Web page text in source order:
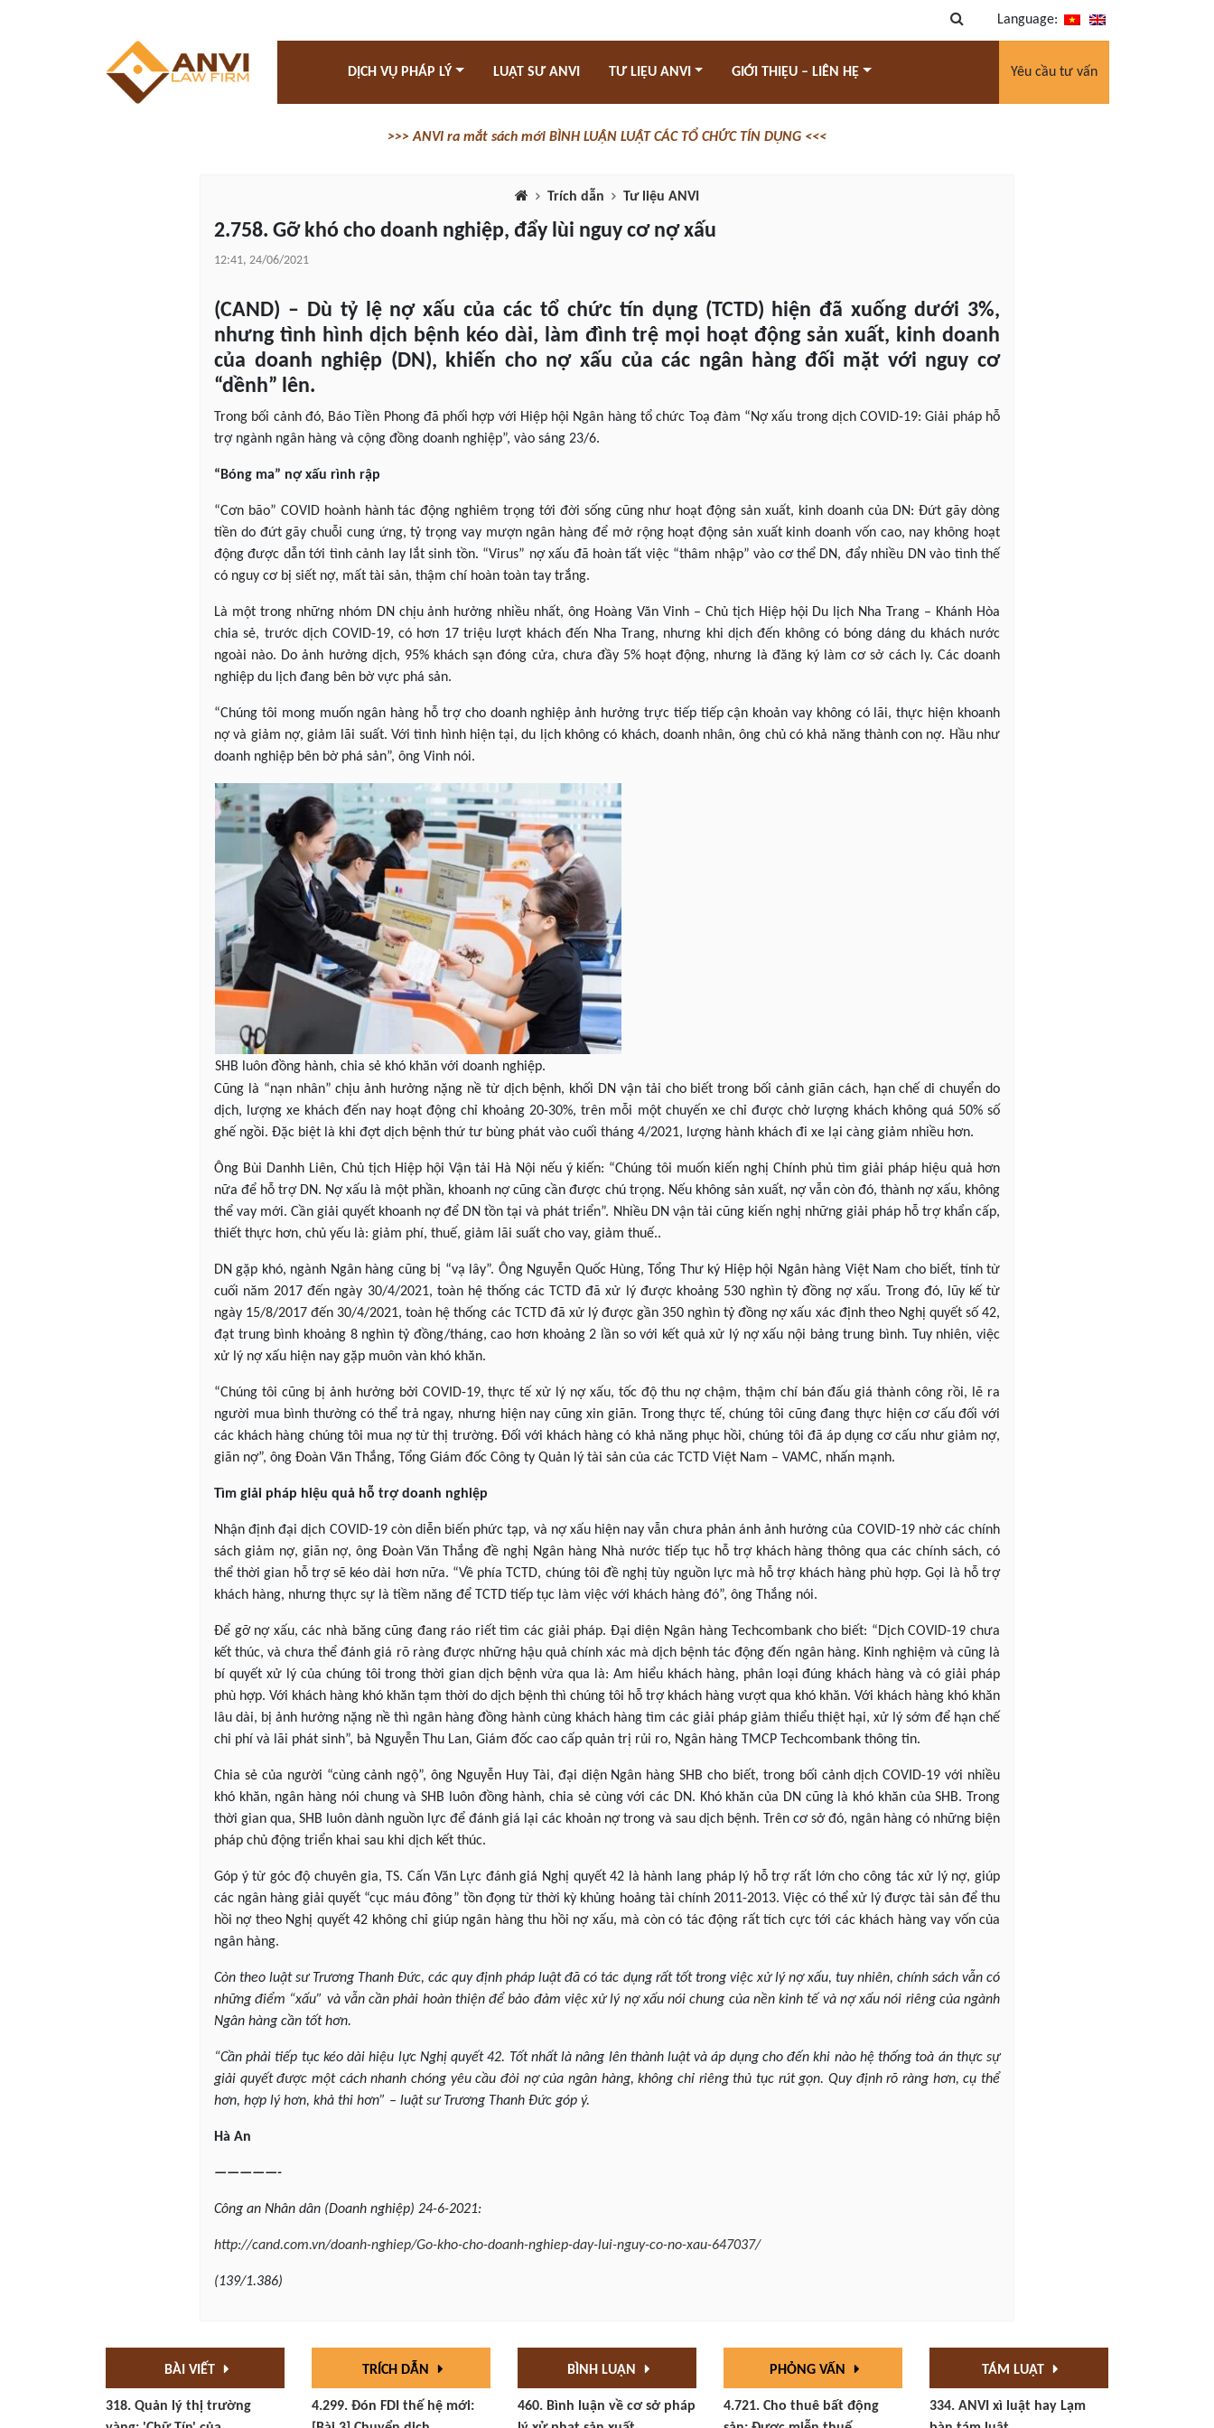
Language:
DỊCH VỤ PHÁP LÝ LUẬT SƯ ANVI TƯ LIỆU ANVI GIỚI THIỆU – LIÊN HỆ Yêu cầu tư vấn
>>> ANVI ra mắt sách mới BÌNH LUẬN LUẬT CÁC TỔ CHỨC TÍN DỤNG <<<
Trích dẫn Tư liệu ANVI
2.758. Gỡ khó cho doanh nghiệp, đẩy lùi nguy cơ nợ xấu
12:41, 24/06/2021
(CAND) – Dù tỷ lệ nợ xấu của các tổ chức tín dụng (TCTD) hiện đã xuống dưới 3%,
nhưng tình hình dịch bệnh kéo dài, làm đình trệ mọi hoạt động sản xuất, kinh doanh
của doanh nghiệp (DN), khiến cho nợ xấu của các ngân hàng đối mặt với nguy cơ
“dềnh” lên.
Trong bối cảnh đó, Báo Tiền Phong đã phối hợp với Hiệp hội Ngân hàng tổ chức Toạ đàm “Nợ xấu trong dịch COVID-19: Giải pháp hỗ
trợ ngành ngân hàng và cộng đồng doanh nghiệp”, vào sáng 23/6.
“Bóng ma” nợ xấu rình rập
“Cơn bão” COVID hoành hành tác động nghiêm trọng tới đời sống cũng như hoạt động sản xuất, kinh doanh của DN: Đứt gãy dòng
tiền do đứt gãy chuỗi cung ứng, tỷ trọng vay mượn ngân hàng để mở rộng hoạt động sản xuất kinh doanh vốn cao, nay không hoạt
động được dẫn tới tình cảnh lay lắt sinh tồn. “Virus” nợ xấu đã hoàn tất việc “thâm nhập” vào cơ thể DN, đẩy nhiều DN vào tình thế
có nguy cơ bị siết nợ, mất tài sản, thậm chí hoàn toàn tay trắng.
Là một trong những nhóm DN chịu ảnh hưởng nhiều nhất, ông Hoàng Văn Vinh – Chủ tịch Hiệp hội Du lịch Nha Trang – Khánh Hòa
chia sẻ, trước dịch COVID-19, có hơn 17 triệu lượt khách đến Nha Trang, nhưng khi dịch đến không có bóng dáng du khách nước
ngoài nào. Do ảnh hưởng dịch, 95% khách sạn đóng cửa, chưa đầy 5% hoạt động, nhưng là đăng ký làm cơ sở cách ly. Các doanh
nghiệp du lịch đang bên bờ vực phá sản.
“Chúng tôi mong muốn ngân hàng hỗ trợ cho doanh nghiệp ảnh hưởng trực tiếp tiếp cận khoản vay không có lãi, thực hiện khoanh
nợ và giảm nợ, giảm lãi suất. Với tình hình hiện tại, du lịch không có khách, doanh nhân, ông chủ có khả năng thành con nợ. Hầu như
doanh nghiệp bên bờ phá sản”, ông Vinh nói.
SHB luôn đồng hành, chia sẻ khó khăn với doanh nghiệp.
Cũng là “nạn nhân” chịu ảnh hưởng nặng nề từ dịch bệnh, khối DN vận tải cho biết trong bối cảnh giãn cách, hạn chế di chuyển do
dịch, lượng xe khách đến nay hoạt động chỉ khoảng 20-30%, trên mỗi một chuyến xe chỉ được chở lượng khách không quá 50% số
ghế ngồi. Đặc biệt là khi đợt dịch bệnh thứ tư bùng phát vào cuối tháng 4/2021, lượng hành khách đi xe lại càng giảm nhiều hơn.
Ông Bùi Danhh Liên, Chủ tịch Hiệp hội Vận tải Hà Nội nếu ý kiến: “Chúng tôi muốn kiến nghị Chính phủ tìm giải pháp hiệu quả hơn
nữa để hỗ trợ DN. Nợ xấu là một phần, khoanh nợ cũng cần được chú trọng. Nếu không sản xuất, nợ vẫn còn đó, thành nợ xấu, không
thể vay mới. Cần giải quyết khoanh nợ để DN tồn tại và phát triển”. Nhiều DN vận tải cũng kiến nghị những giải pháp hỗ trợ khẩn cấp,
thiết thực hơn, chủ yếu là: giảm phí, thuế, giảm lãi suất cho vay, giảm thuế..
DN gặp khó, ngành Ngân hàng cũng bị “vạ lây”. Ông Nguyễn Quốc Hùng, Tổng Thư ký Hiệp hội Ngân hàng Việt Nam cho biết, tính từ
cuối năm 2017 đến ngày 30/4/2021, toàn hệ thống các TCTD đã xử lý được khoảng 530 nghìn tỷ đồng nợ xấu. Trong đó, lũy kế từ
ngày 15/8/2017 đến 30/4/2021, toàn hệ thống các TCTD đã xử lý được gần 350 nghìn tỷ đồng nợ xấu xác định theo Nghị quyết số 42,
đạt trung bình khoảng 8 nghìn tỷ đồng/tháng, cao hơn khoảng 2 lần so với kết quả xử lý nợ xấu nội bảng trung bình. Tuy nhiên, việc
xử lý nợ xấu hiện nay gặp muôn vàn khó khăn.
“Chúng tôi cũng bị ảnh hưởng bởi COVID-19, thực tế xử lý nợ xấu, tốc độ thu nợ chậm, thậm chí bán đấu giá thành công rồi, lẽ ra
người mua bình thường có thể trả ngay, nhưng hiện nay cũng xin giãn. Trong thực tế, chúng tôi cũng đang thực hiện cơ cấu đối với
các khách hàng chúng tôi mua nợ từ thị trường. Đối với khách hàng có khả năng phục hồi, chúng tôi đã áp dụng cơ cấu như giảm nợ,
giãn nợ”, ông Đoàn Văn Thắng, Tổng Giám đốc Công ty Quản lý tài sản của các TCTD Việt Nam – VAMC, nhấn mạnh.
Tìm giải pháp hiệu quả hỗ trợ doanh nghiệp
Nhận định đại dịch COVID-19 còn diễn biến phức tạp, và nợ xấu hiện nay vẫn chưa phản ánh ảnh hưởng của COVID-19 nhờ các chính
sách giảm nợ, giãn nợ, ông Đoàn Văn Thắng đề nghị Ngân hàng Nhà nước tiếp tục hỗ trợ khách hàng thông qua các chính sách, có
thể thời gian hỗ trợ sẽ kéo dài hơn nữa. “Về phía TCTD, chúng tôi đề nghị tùy nguồn lực mà hỗ trợ khách hàng phù hợp. Gọi là hỗ trợ
khách hàng, nhưng thực sự là tiềm năng để TCTD tiếp tục làm việc với khách hàng đó”, ông Thắng nói.
Để gỡ nợ xấu, các nhà băng cũng đang ráo riết tìm các giải pháp. Đại diện Ngân hàng Techcombank cho biết: “Dịch COVID-19 chưa
kết thúc, và chưa thể đánh giá rõ ràng được những hậu quả chính xác mà dịch bệnh tác động đến ngân hàng. Kinh nghiệm và cũng là
bí quyết xử lý của chúng tôi trong thời gian dịch bệnh vừa qua là: Am hiểu khách hàng, phân loại đúng khách hàng và có giải pháp
phù hợp. Với khách hàng khó khăn tạm thời do dịch bệnh thì chúng tôi hỗ trợ khách hàng vượt qua khó khăn. Với khách hàng khó khăn
lâu dài, bị ảnh hưởng nặng nề thì ngân hàng đồng hành cùng khách hàng tìm các giải pháp giảm thiểu thiệt hại, xử lý sớm để hạn chế
chi phí và lãi phát sinh”, bà Nguyễn Thu Lan, Giám đốc cao cấp quản trị rủi ro, Ngân hàng TMCP Techcombank thông tin.
Chia sẻ của người “cùng cảnh ngộ”, ông Nguyễn Huy Tài, đại diện Ngân hàng SHB cho biết, trong bối cảnh dịch COVID-19 với nhiều
khó khăn, ngân hàng nói chung và SHB luôn đồng hành, chia sẻ cùng với các DN. Khó khăn của DN cũng là khó khăn của SHB. Trong
thời gian qua, SHB luôn dành nguồn lực để đánh giá lại các khoản nợ trong và sau dịch bệnh. Trên cơ sở đó, ngân hàng có những biện
pháp chủ động triển khai sau khi dịch kết thúc.
Góp ý từ góc độ chuyên gia, TS. Cấn Văn Lực đánh giá Nghị quyết 42 là hành lang pháp lý hỗ trợ rất lớn cho công tác xử lý nợ, giúp
các ngân hàng giải quyết “cục máu đông” tồn đọng từ thời kỳ khủng hoảng tài chính 2011-2013. Việc có thể xử lý được tài sản để thu
hồi nợ theo Nghị quyết 42 không chỉ giúp ngân hàng thu hồi nợ xấu, mà còn có tác động rất tích cực tới các khách hàng vay vốn của
ngân hàng.
Còn theo luật sư Trương Thanh Đức, các quy định pháp luật đã có tác dụng rất tốt trong việc xử lý nợ xấu, tuy nhiên, chính sách vẫn có
những điểm “xấu” và vẫn cần phải hoàn thiện để bảo đảm việc xử lý nợ xấu nói chung của nền kinh tế và nợ xấu nói riêng của ngành
Ngân hàng cần tốt hơn.
“Cần phải tiếp tục kéo dài hiệu lực Nghị quyết 42. Tốt nhất là nâng lên thành luật và áp dụng cho đến khi nào hệ thống toà án thực sự
giải quyết được một cách nhanh chóng yêu cầu đòi nợ của ngân hàng, không chỉ riêng thủ tục rút gọn. Quy định rõ ràng hơn, cụ thể
hơn, hợp lý hơn, khả thi hơn” – luật sư Trương Thanh Đức góp ý.
Hà An
—————-
Công an Nhân dân (Doanh nghiệp) 24-6-2021:
http://cand.com.vn/doanh-nghiep/Go-kho-cho-doanh-nghiep-day-lui-nguy-co-no-xau-647037/
(139/1.386)
BÀI VIẾT
318. Quản lý thị trường
TRÍCH DẪN
4.299. Đón FDI thế hệ mới:
BÌNH LUẬN
460. Bình luận về cơ sở pháp
PHỎNG VẤN
4.721. Cho thuê bất động
TÁM LUẬT
334. ANVI xì luật hay Lạm